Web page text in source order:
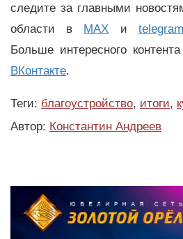
следите за главными
области в MAX и
Больше интересного
ВКонтакте.
Теги: благоустройство, итоги,
Автор: Константин Андреев